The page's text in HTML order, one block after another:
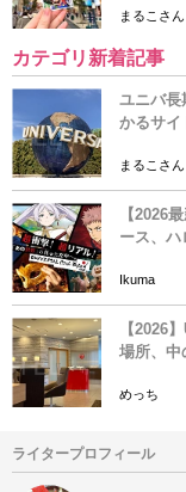
まるこさん
カテゴリ新着記事
ユニバ長
かるサイ
まるこさん
【2026
ース、ハ
Ikuma
【2026
場所、中
めっち
ライタープロフィール